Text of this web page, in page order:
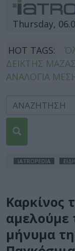
Thursday,
HOT TAGS:
ΔΕΙΚΤΗΣ
ΑΝΑΛΟΓΙΑ
IATROPEDIA
Καρκίνος
αμελούμε
μήνυμα